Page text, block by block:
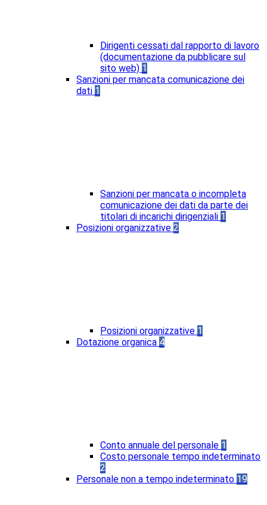
Dirigenti cessati dal rapporto di lavoro
(documentazione da pubblicare sul
sito web) 1
Sanzioni per mancata comunicazione dei
dati 1
Sanzioni per mancata o incompleta
comunicazione dei dati da parte dei
titolari di incarichi dirigenziali 1
Posizioni organizzative 2
Posizioni organizzative 1
Dotazione organica 4
Conto annuale del personale 1
Costo personale tempo indeterminato
2
Personale non a tempo indeterminato 19